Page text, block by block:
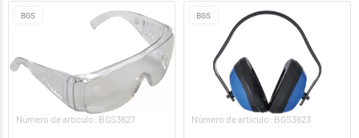
BGS
Número de artículo: BGS3627
BGS
Número de artículo: BGS3623